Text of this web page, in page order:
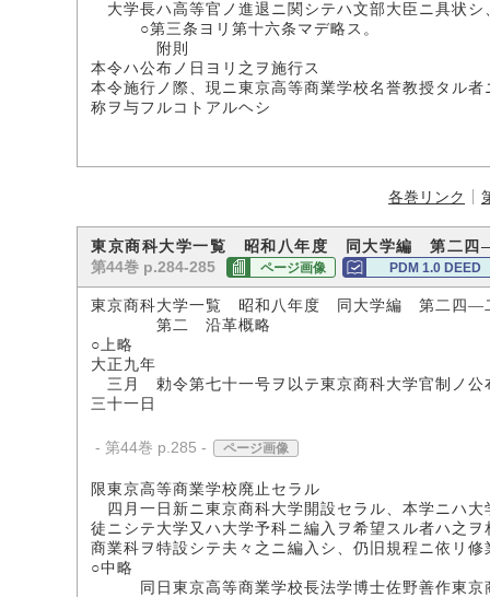
大学長ハ高等官ノ進退ニ関シテハ文部大臣ニ具状シ
○第三条ヨリ第十六条マデ略ス。
附則
本令ハ公布ノ日ヨリ之ヲ施行ス
本令施行ノ際、現ニ東京高等商業学校名誉教授タル
称ヲ与フルコトアルヘシ
各巻リンク
東京商科大学一覧 昭和八年度 同大学編 第二四
第44巻 p.284-285 ページ画像 PDM 1.0 DEED
東京商科大学一覧 昭和八年度 同大学編 第二四―
第二 沿革概略
○上略
大正九年
三月 勅令第七十一号ヲ以テ東京商科大学官制ノ公
三十一日
- 第44巻 p.285 - ページ画像
限東京高等商業学校廃止セラル
四月一日新ニ東京商科大学開設セラル、本学ニハ
徒ニシテ大学又ハ大学予科ニ編入ヲ希望スル者ハ之
商業科ヲ特設シテ夫々之ニ編入シ、仍旧規程ニ依リ
○中略
同日東京高等商業学校長法学博士佐野善作東京商